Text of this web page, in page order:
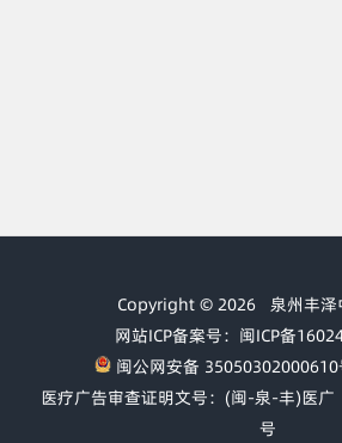
Copyright © 2026 泉州丰
网站ICP备案号：闽ICP备
闽公网安备 35050302000610
医疗广告审查证明文号：(闽-泉-丰)医
号